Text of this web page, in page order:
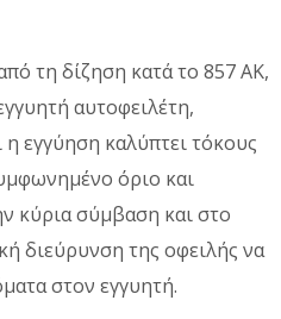
τη δίζηση κατά το 857 ΑΚ,
αυτοφειλέτη,
εγγύηση καλύπτει τόκους
όριο και
κύρια σύμβαση και στο
διεύρυνση της οφειλής να
στον εγγυητή.